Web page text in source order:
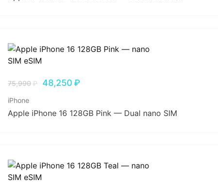
75,990₽ 48,250₽
iPhone
Apple iPhone 16 128GB Pink — Dual nano SIM